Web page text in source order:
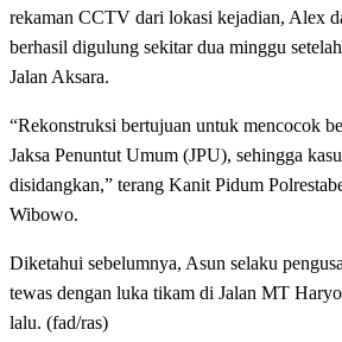
rekaman CCTV dari lokasi kejadian, Alex
berhasil digulung sekitar dua minggu
Jalan Aksara.
“Rekonstruksi bertujuan untuk mencocok
Jaksa Penuntut Umum (JPU), sehingga
disidangkan,” terang Kanit Pidum
Wibowo.
Diketahui sebelumnya, Asun selaku
tewas dengan luka tikam di Jalan MT
lalu. (fad/ras)